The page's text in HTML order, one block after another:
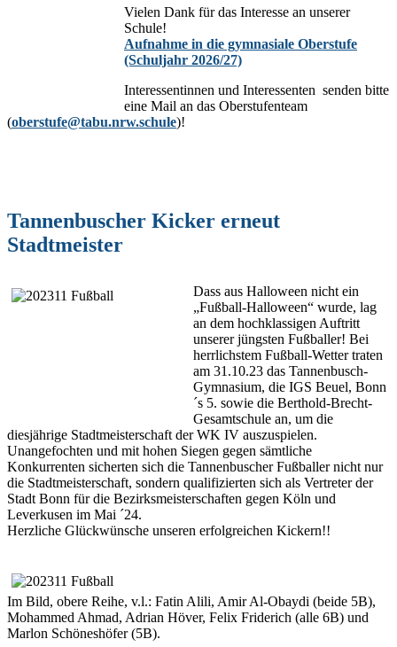
Vielen Dank für das Interesse an unserer
Schule!
Aufnahme in die gymnasiale Oberstufe
(Schuljahr 2026/27)
Interessentinnen und Interessenten senden bitte
eine Mail an das Oberstufenteam
(oberstufe@tabu.nrw.schule)!
Tannenbuscher Kicker erneut
Stadtmeister
Dass aus Halloween nicht ein
„Fußball-Halloween“ wurde, lag
an dem hochklassigen Auftritt
unserer jüngsten Fußballer! Bei
herrlichstem Fußball-Wetter traten
am 31.10.23 das Tannenbusch-
Gymnasium, die IGS Beuel, Bonn
´s 5. sowie die Berthold-Brecht-
Gesamtschule an, um die
diesjährige Stadtmeisterschaft der WK IV auszuspielen.
Unangefochten und mit hohen Siegen gegen sämtliche
Konkurrenten sicherten sich die Tannenbuscher Fußballer nicht nur
die Stadtmeisterschaft, sondern qualifizierten sich als Vertreter der
Stadt Bonn für die Bezirksmeisterschaften gegen Köln und
Leverkusen im Mai ´24.
Herzliche Glückwünsche unseren erfolgreichen Kickern!!
Im Bild, obere Reihe, v.l.: Fatin Alili, Amir Al-Obaydi (beide 5B),
Mohammed Ahmad, Adrian Höver, Felix Friderich (alle 6B) und
Marlon Schöneshöfer (5B).